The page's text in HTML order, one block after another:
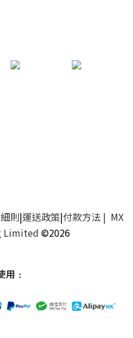
則|運送政策|付款方法| MX
Limited ©2026
用﹕